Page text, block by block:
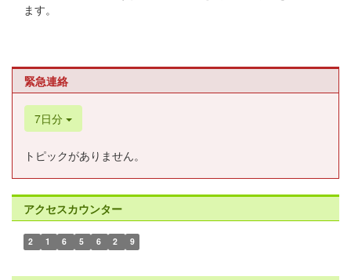
ます。
緊急連絡
7日分
トピックがありません。
アクセスカウンター
2 1 6 5 6 2 9